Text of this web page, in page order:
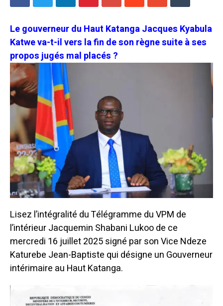
Le gouverneur du Haut Katanga Jacques Kyabula
Katwe va-t-il vers la fin de son règne suite à ses
propos jugés mal placés ?
Lisez l’intégralité du Télégramme du VPM de
l’intérieur Jacquemin Shabani Lukoo de ce
mercredi 16 juillet 2025 signé par son Vice Ndeze
Katurebe Jean-Baptiste qui désigne un Gouverneur
intérimaire au Haut Katanga.